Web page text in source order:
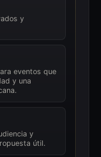
y
eventos que
y una
y
útil.